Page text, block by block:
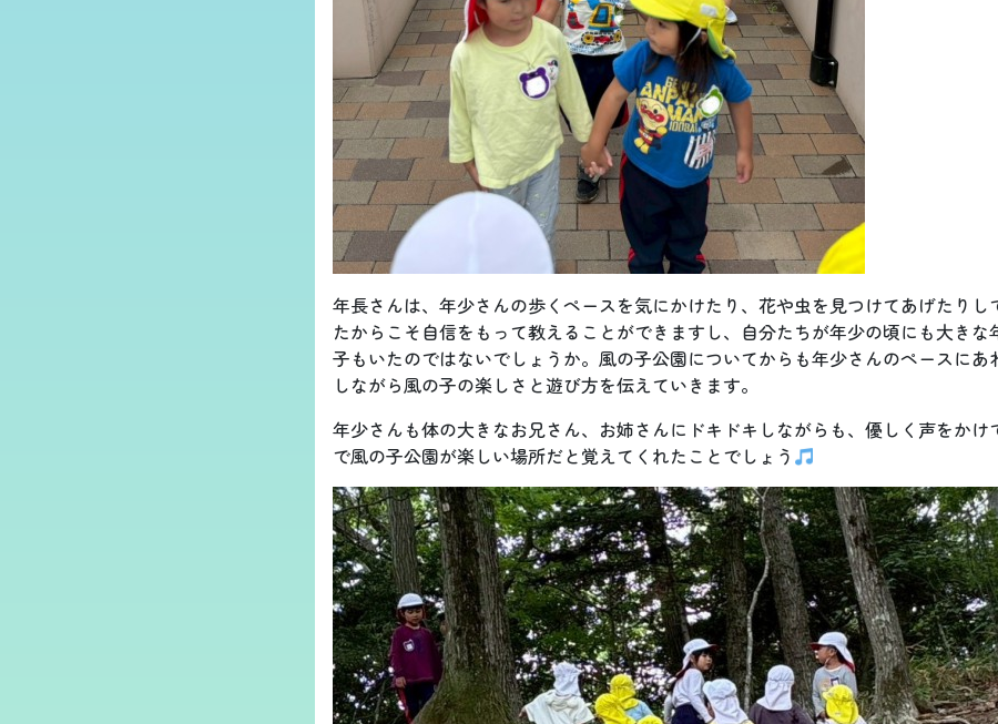
年長さんは、年少さんの歩くペースを気にかけたり、花や虫を見つけてあげたり
たからこそ自信をもって教えることができますし、自分たちが年少の頃にも大き
子もいたのではないでしょうか。風の子公園についてからも年少さんのペースに
しながら風の子の楽しさと遊び方を伝えていきます。
年少さんも体の大きなお兄さん、お姉さんにドキドキしながらも、優しく声をか
で風の子公園が楽しい場所だと覚えてくれたことでしょう